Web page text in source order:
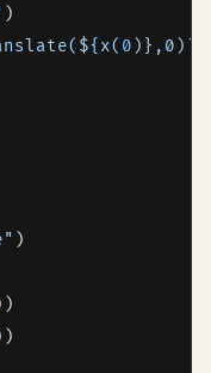
)
${x( 0 )} ,0)`
)